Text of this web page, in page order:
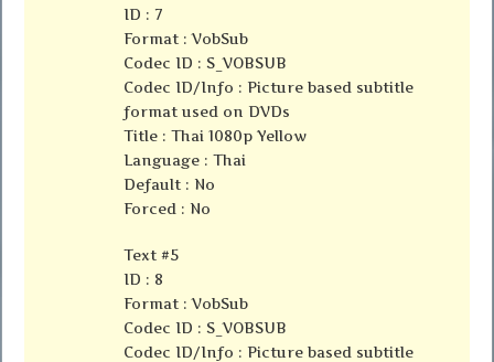
ID : 7
Format : VobSub
Codec ID : S_VOBSUB
Codec ID/Info : Picture based subtitle
format used on DVDs
Title : Thai 1080p Yellow
Language : Thai
Default : No
Forced : No
Text #5
ID : 8
Format : VobSub
Codec ID : S_VOBSUB
Codec ID/Info : Picture based subtitle